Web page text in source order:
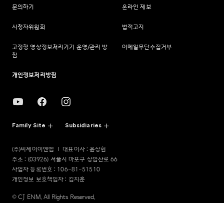
문의하기 온라인 제보
시청자위원회 법적고지
고정형 영상정보처리기기 운영/관리 방
침
이메일무단수집거부
개인정보처리방침
Family Site Subsidiaries
(주)씨제이이엔엠
대표이사 : 윤상현
주소 : (03926) 서울시 마포구 상암산로 66
사업자 등록번호 : 106-81-51510
개인정보 보호책임자 : 김지훈
© CJ ENM. All Rights Reserved.